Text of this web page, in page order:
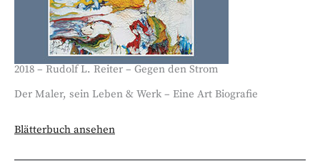
2018 – Rudolf L. Reiter – Gegen den Strom
Der Maler, sein Leben & Werk – Eine Art Biografie
Blätterbuch ansehen